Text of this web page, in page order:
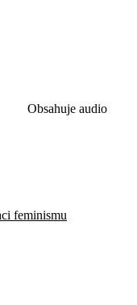
Obsahuje audio
feminismu